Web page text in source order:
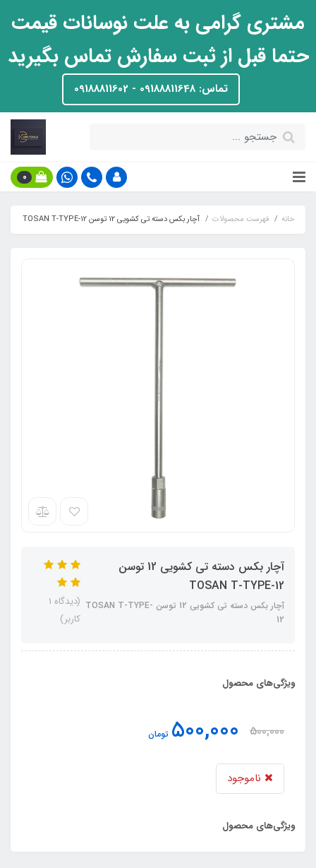
مشتری گرامی به علت نوسانات قیمت
حتما قبل از ثبت سفارش تماس بگیرید
تماس: 09188811648 - 09188811602
0
خانه فهرست محصولات آچار بکس دسته تی کشویی 12 توسن TOSAN T-TYPE-12
آچار بکس دسته تی کشویی 12 توسن
TOSAN T-TYPE-12
آچار بکس دسته تی کشویی 12 توسن TOSAN T-TYPE-
12
(دیدگاه 1
کاربر)
ویژگی‌های محصول
500,000
500,000 تومان
ناموجود
ویژگی‌های محصول